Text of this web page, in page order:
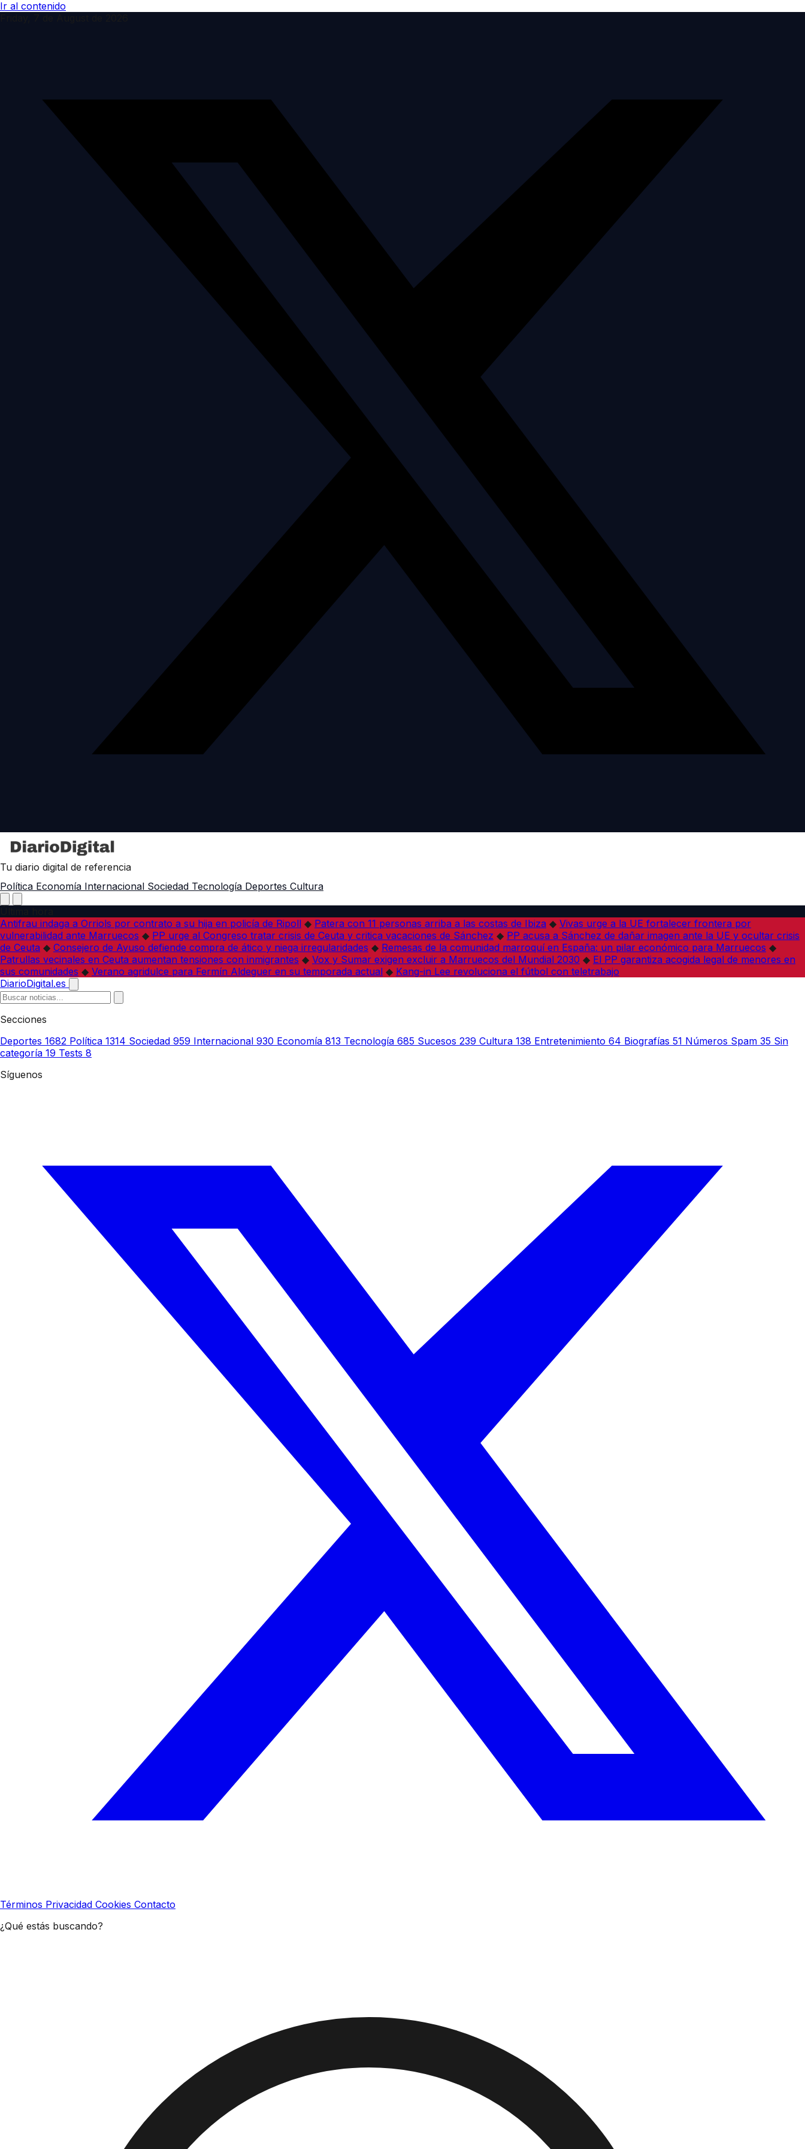
Ir al contenido
Tu diario digital de referencia
Política Economía Internacional Sociedad Tecnología Deportes Cultura
Antifrau indaga a Orriols por contrato a su hija en policía de Ripoll ◆ Patera con 11 personas arriba a las costas de Ibiza ◆ Vivas urge a la UE fortalecer frontera por
vulnerabilidad ante Marruecos ◆ PP urge al Congreso tratar crisis de Ceuta y critica vacaciones de Sánchez ◆ PP acusa a Sánchez de dañar imagen ante la UE y ocultar crisis
de Ceuta ◆ Consejero de Ayuso defiende compra de ático y niega irregularidades ◆ Remesas de la comunidad marroquí en España: un pilar económico para Marruecos ◆
Patrullas vecinales en Ceuta aumentan tensiones con inmigrantes ◆ Vox y Sumar exigen excluir a Marruecos del Mundial 2030 ◆ El PP garantiza acogida legal de menores en
sus comunidades ◆ Verano agridulce para Fermín Aldeguer en su temporada actual ◆ Kang-in Lee revoluciona el fútbol con teletrabajo
DiarioDigital.es
Secciones
Deportes 1682 Política 1314 Sociedad 959 Internacional 930 Economía 813 Tecnología 685 Sucesos 239 Cultura 138 Entretenimiento 64 Biografías 51 Números Spam 35 Sin
categoría 19 Tests 8
Síguenos
Términos Privacidad Cookies Contacto
¿Qué estás buscando?